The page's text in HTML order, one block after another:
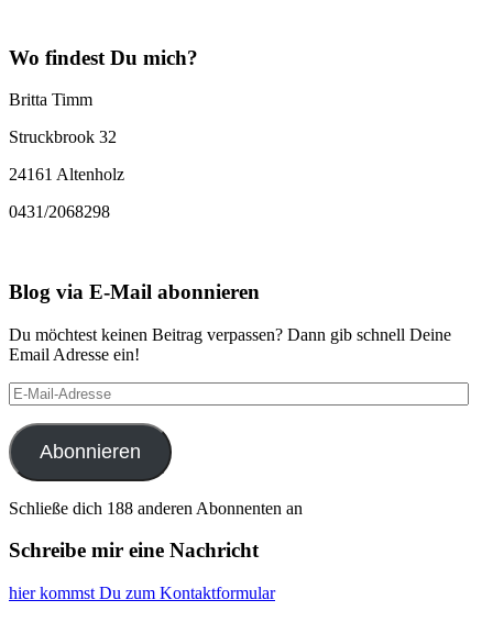
Wo findest Du mich?
Britta Timm
Struckbrook 32
24161 Altenholz
0431/2068298
Blog via E-Mail abonnieren
Du möchtest keinen Beitrag verpassen? Dann gib schnell Deine
Email Adresse ein!
E-
Mail-
Adresse
Abonnieren
Schließe dich 188 anderen Abonnenten an
Schreibe mir eine Nachricht
hier kommst Du zum Kontaktformular